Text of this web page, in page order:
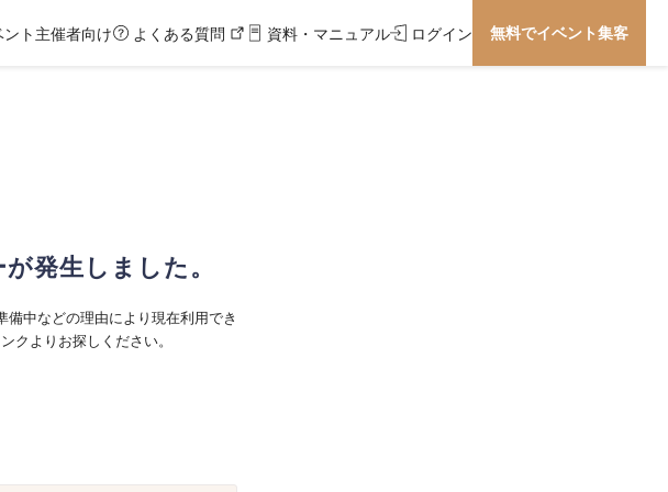
ント主催者向け よくある質問 資料・マニュアル ログイン 無料でイベント集客
発生しました。
中などの理由により現在利用でき
クよりお探しください。